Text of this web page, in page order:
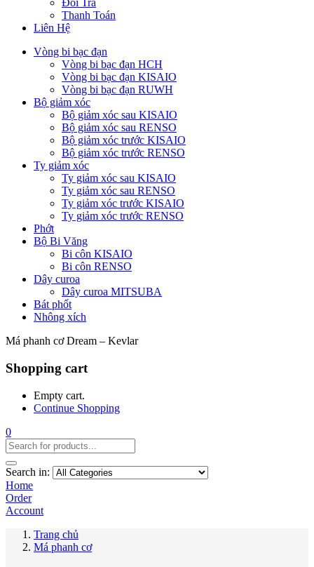
Đổi Trả
Thanh Toán
Liên Hệ
Vòng bi bạc đạn
Vòng bi bạc đạn HCH
Vòng bi bạc đạn KISAIO
Vòng bi bạc đạn RUWH
Bộ giảm xóc
Bộ giảm xóc sau KISAIO
Bộ giảm xóc sau RENSO
Bộ giảm xóc trước KISAIO
Bộ giảm xóc trước RENSO
Ty giảm xóc
Ty giảm xóc sau KISAIO
Ty giảm xóc sau RENSO
Ty giảm xóc trước KISAIO
Ty giảm xóc trước RENSO
Phớt
Bộ Bi Văng
Bi côn KISAIO
Bi côn RENSO
Dây curoa
Dây curoa MITSUBA
Bát phốt
Nhông xích
Má phanh cơ Dream – Kevlar
Shopping cart
Empty cart.
Continue Shopping
0
Search in:
Home
Order
Account
Trang chủ
Má phanh cơ